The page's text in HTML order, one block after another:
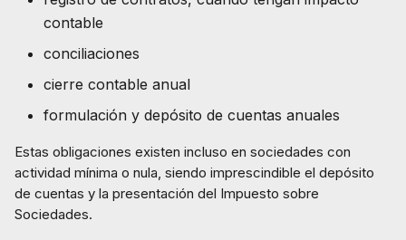
contable
conciliaciones
cierre contable anual
formulación y depósito de cuentas anuales
Estas obligaciones existen incluso en sociedades con
actividad mínima o nula, siendo imprescindible el depósito
de cuentas y la presentación del Impuesto sobre
Sociedades.